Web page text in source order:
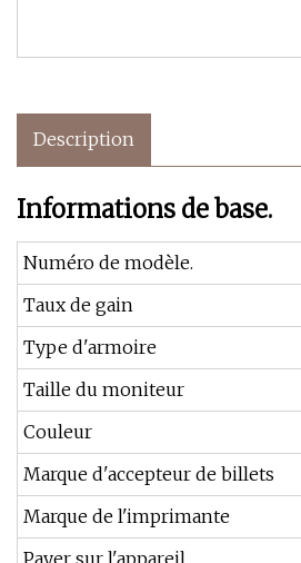
Description
Informations de base.
Numéro de modèle.
Taux de gain
Type d'armoire
Taille du moniteur
Couleur
Marque d'accepteur de billets
Marque de l'imprimante